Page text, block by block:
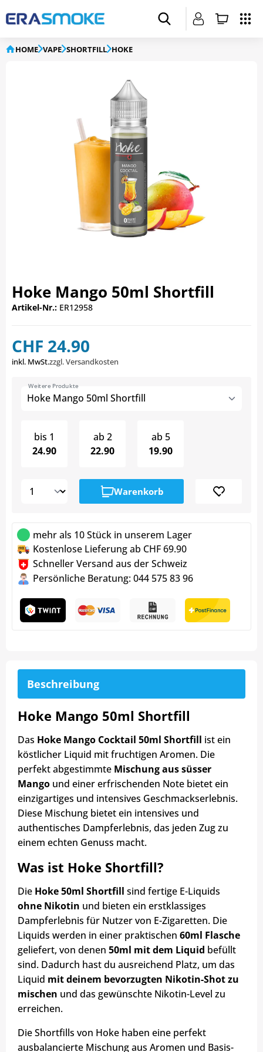
HOME VAPE SHORTFILL HOKE
Hoke Mango 50ml Shortfill
Artikel-Nr.: ER12958
CHF 24.90
inkl. MwSt.zzgl. Versandkosten
Hoke Mango 50ml Shortfill
Weitere Produkte
bis 1
24.90
ab 2
22.90
ab 5
19.90
Warenkorb
mehr als 10 Stück in unserem Lager
Kostenlose Lieferung ab CHF 69.90
Schneller Versand aus der Schweiz
Persönliche Beratung: 044 575 83 96
Beschreibung
Hoke Mango 50ml Shortfill
Das Hoke Mango Cocktail 50ml Shortfill ist ein
köstlicher Liquid mit fruchtigen Aromen. Die
perfekt abgestimmte Mischung aus süsser
Mango und einer erfrischenden Note bietet ein
einzigartiges und intensives Geschmackserlebnis.
Diese Mischung bietet ein intensives und
authentisches Dampferlebnis, das jeden Zug zu
einem echten Genuss macht.
Was ist Hoke Shortfill?
Die Hoke 50ml Shortfill sind fertige E-Liquids
ohne Nikotin und bieten ein erstklassiges
Dampferlebnis für Nutzer von E-Zigaretten. Die
Liquids werden in einer praktischen 60ml Flasche
geliefert, von denen 50ml mit dem Liquid befüllt
sind. Dadurch hast du ausreichend Platz, um das
Liquid mit deinem bevorzugten Nikotin-Shot zu
mischen und das gewünschte Nikotin-Level zu
erreichen.
Die Shortfills von Hoke haben eine perfekt
ausbalancierte Mischung aus Aromen und Basis-